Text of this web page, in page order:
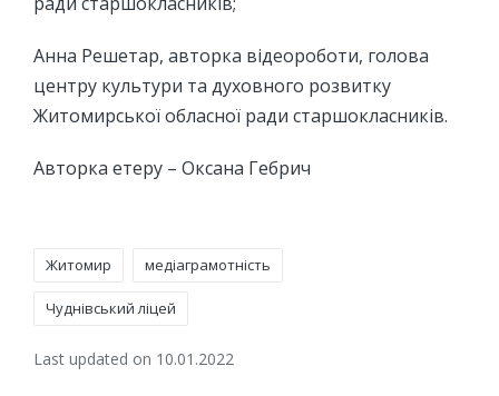
Анна Решетар, авторка відеороботи, голова
центру культури та духовного розвитку
Житомирської обласної ради старшокласників.
Авторка етеру – Оксана Гебрич
Житомир медіаграмотність
Чуднівський ліцей
Last updated on 10.01.2022